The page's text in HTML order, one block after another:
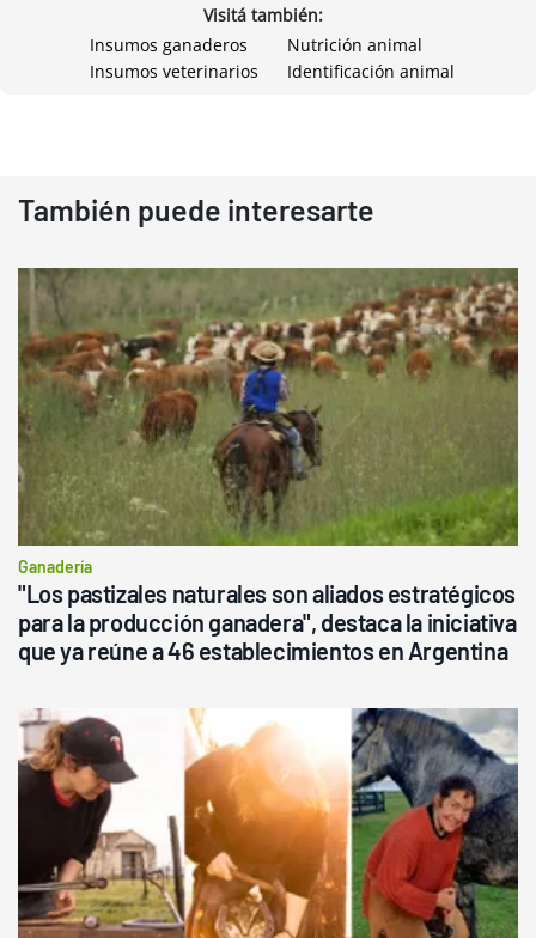
Visitá también:
Insumos ganaderos
Nutrición animal
Insumos veterinarios
Identificación animal
También puede interesarte
Ganadería
"Los pastizales naturales son aliados estratégicos
para la producción ganadera", destaca la iniciativa
que ya reúne a 46 establecimientos en Argentina